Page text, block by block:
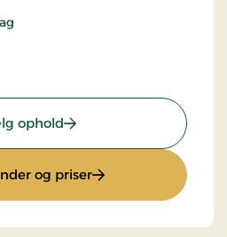
ophold: Golfophold
og priser: Golfophold